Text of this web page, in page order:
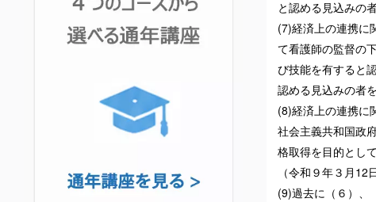
と認める見込みの
(7)経済上の連携に
て看護師の監督の
び技能を有すると
認める見込みの者
(8)経済上の連携に
社会主義共和国政
格取得を目的とし
（令和９年３月
(9)過去に（６）、